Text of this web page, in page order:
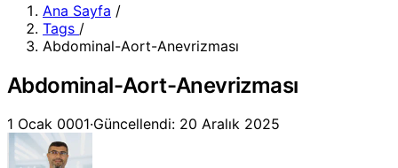
Ana Sayfa /
Tags /
Abdominal-Aort-Anevrizması
Abdominal-Aort-Anevrizması
1 Ocak 0001·Güncellendi: 20 Aralık 2025